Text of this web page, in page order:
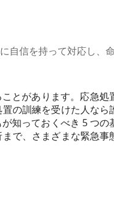
自信を持って対応し、
とがあります。応急処
の訓練を受けた人なら
知っておくべき 5 つの
で、さまざまな緊急事